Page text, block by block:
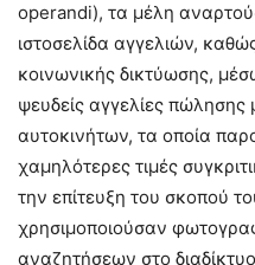
operandi), τα μέλη
ιστοσελίδα αγγελιών,
κοινωνικής δικτύωσης,
ψευδείς αγγελίες πώλησης
αυτοκινήτων, τα οποία
χαμηλότερες τιμές
την επίτευξη του σκοπού
χρησιμοποιούσαν
αναζητήσεων στο